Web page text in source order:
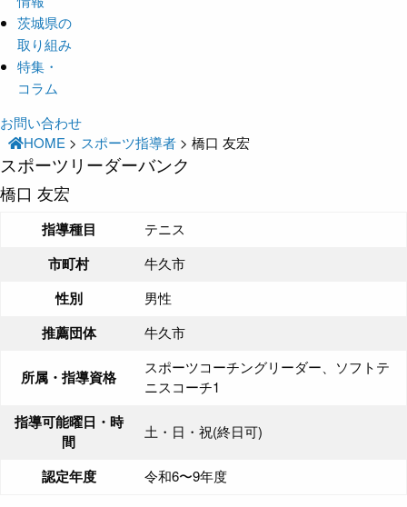
茨城県の
取り組み
特集・
コラム
お問い合わせ
HOME > スポーツ指導者 >橋口 友宏
スポーツリーダーバンク
橋口 友宏
指導種目 テニス
市町村 牛久市
性別 男性
推薦団体 牛久市
所属・指導資格
スポーツコーチングリーダー、ソフトテ
ニスコーチ1
指導可能曜日・時
間
土・日・祝(終日可)
認定年度 令和6〜9年度